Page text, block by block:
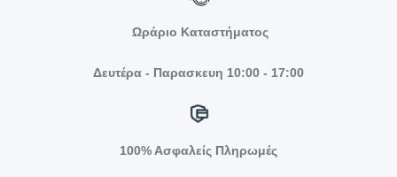
Ωράριο Καταστήματος
Δευτέρα - Παρασκευη 10:00 - 17:00
100% Ασφαλείς Πληρωμές